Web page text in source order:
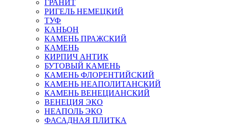
ГРАНИТ
РИГЕЛЬ НЕМЕЦКИЙ
ТУФ
КАНЬОН
КАМЕНЬ ПРАЖСКИЙ
КАМЕНЬ
КИРПИЧ АНТИК
БУТОВЫЙ КАМЕНЬ
КАМЕНЬ ФЛОРЕНТИЙСКИЙ
КАМЕНЬ НЕАПОЛИТАНСКИЙ
КАМЕНЬ ВЕНЕЦИАНСКИЙ
ВЕНЕЦИЯ ЭКО
НЕАПОЛЬ ЭКО
ФАСАДНАЯ ПЛИТКА